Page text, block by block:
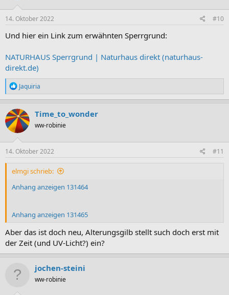
n
e
:
14. Oktober 2022 #10
Und hier ein Link zum erwähnten Sperrgrund:
NATURHAUS Sperrgrund | Naturhaus direkt (naturhaus-
direkt.de)
R
e
a
k
t
i
o
n
e
Jaquiria
Time_to_wonder
ww-robinie
14. Oktober 2022 #11
elmgi schrieb:
Anhang anzeigen 131464
Anhang anzeigen 131465
Aber das ist doch neu, Alterungsgilb stellt such doch erst mit
der Zeit (und UV-Licht?) ein?
jochen-steini
ww-robinie